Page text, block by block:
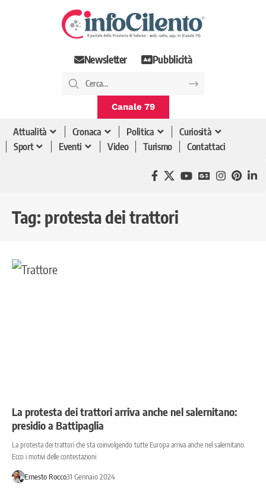
Newsletter Pubblicità
Canale 79
Attualità Cronaca Politica
Curiosità
Sport
Eventi Video Turismo Contattaci
Tag: protesta dei trattori
La protesta dei trattori arriva anche nel salernitano:
presidio a Battipaglia
La protesta dei trattori che sta coinvolgendo tutte Europa arriva anche nel salernitano.
Ecco i motivi delle contestazioni
Ernesto Rocco31 Gennaio 2024